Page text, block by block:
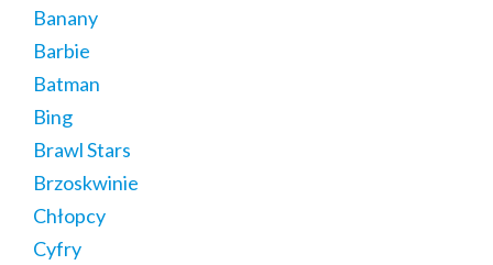
Banany
Barbie
Batman
Bing
Brawl Stars
Brzoskwinie
Chłopcy
Cyfry